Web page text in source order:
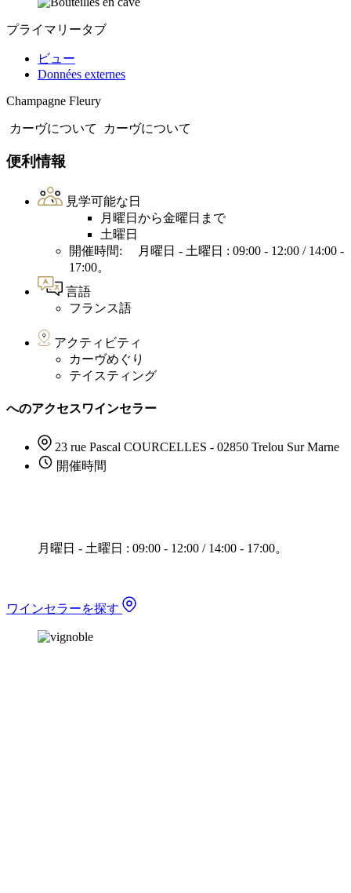
プライマリータブ
ビュー
Données externes
Champagne Fleury
カーヴについて カーヴについて
便利情報
見学可能な日
月曜日から金曜日まで
土曜日
開催時間: 月曜日 - 土曜日 : 09:00 - 12:00 / 14:00 -
17:00。
言語
フランス語
アクティビティ
カーヴめぐり
テイスティング
へのアクセスワインセラー
23 rue Pascal COURCELLES - 02850 Trelou Sur Marne
開催時間
月曜日 - 土曜日 : 09:00 - 12:00 / 14:00 - 17:00。
ワインセラーを探す